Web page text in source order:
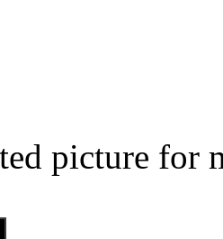
picture for